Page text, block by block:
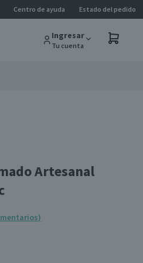
Centro de ayuda Estado del pedido
Ingresar
Tu cuenta
Artesanal
)